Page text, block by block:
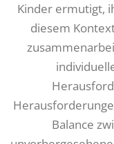
Kinder ermutigt,
diesem
Balance